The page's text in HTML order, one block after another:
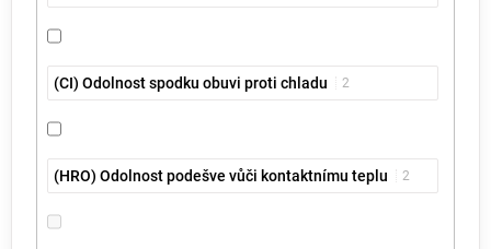
(CI) Odolnost spodku obuvi proti chladu 2
(HRO) Odolnost podešve vůči kontaktnímu teplu 2